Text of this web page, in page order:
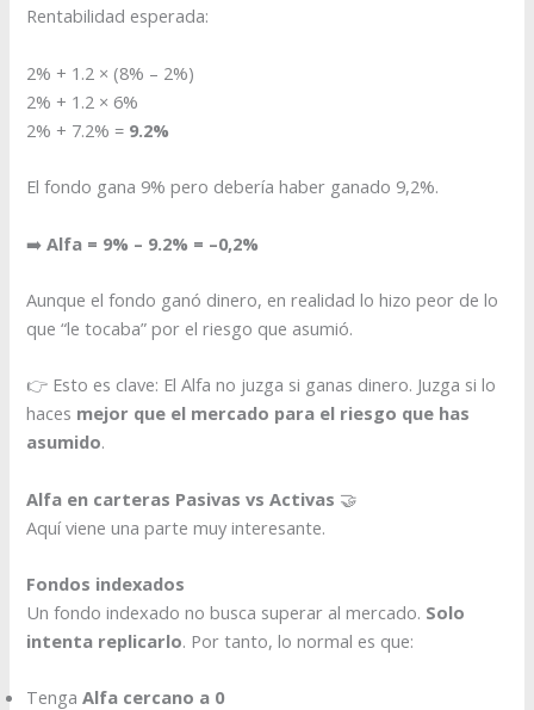
Rentabilidad esperada:
2% + 1.2 × (8% – 2%)
2% + 1.2 × 6%
2% + 7.2% = 9.2%
El fondo gana 9% pero debería haber ganado 9,2%.
➡️Alfa = 9% – 9.2% = –0,2%
Aunque el fondo ganó dinero, en realidad lo hizo peor de lo
que “le tocaba” por el riesgo que asumió.
👉 Esto es clave: El Alfa no juzga si ganas dinero. Juzga si lo
haces mejor que el mercado para el riesgo que has
asumido.
Alfa en carteras Pasivas vs Activas 🤝
Aquí viene una parte muy interesante.
Fondos indexados
Un fondo indexado no busca superar al mercado. Solo
intenta replicarlo. Por tanto, lo normal es que:
TengaAlfa cercano a 0